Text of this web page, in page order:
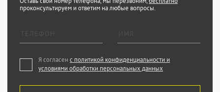
проконсультируем и ответим на любые вопросы.
Я согласен с политикой конфиденциальности и
условиями обработки персональных данных